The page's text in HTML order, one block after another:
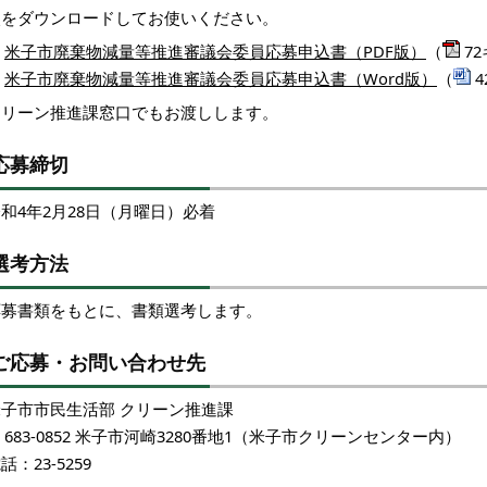
ダウンロードしてお使いください。
米子市廃棄物減量等推進審議会委員応募申込書（PDF版）
（
72
米子市廃棄物減量等推進審議会委員応募申込書（Word版）
（
ーン推進課窓口でもお渡しします。
募締切
4年2月28日（月曜日）必着
考方法
書類をもとに、書類選考します。
応募・お問い合わせ先
市市民生活部 クリーン推進課
683-0852 米子市河崎3280番地1（米子市クリーンセンター内）
：23-5259